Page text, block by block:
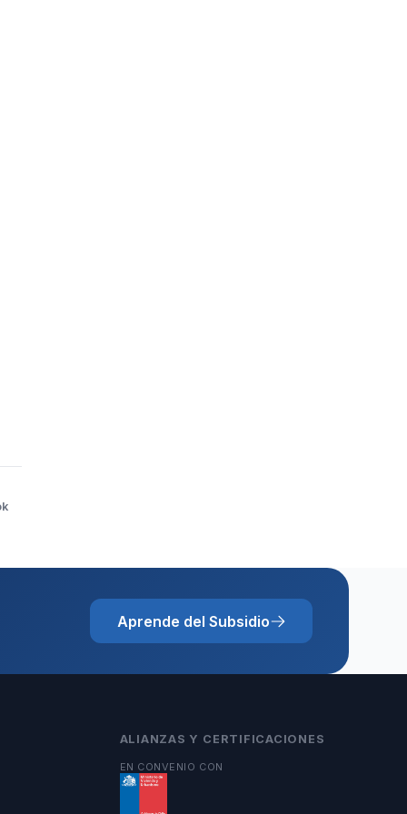
Aprende del Subsidio
ALIANZAS Y CERTIFICACIONES
EN CONVENIO CON